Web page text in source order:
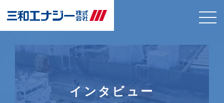
インタビュー